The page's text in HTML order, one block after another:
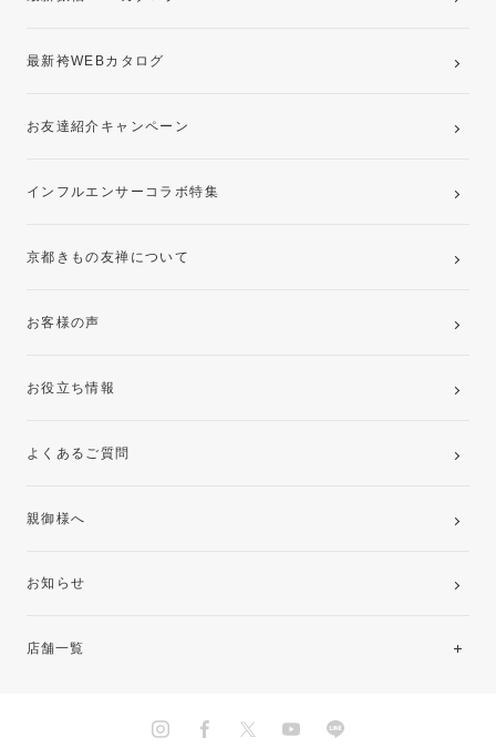
最新袴WEBカタログ
お友達紹介キャンペーン
インフルエンサーコラボ特集
京都きもの友禅について
お客様の声
お役立ち情報
よくあるご質問
親御様へ
お知らせ
店舗一覧